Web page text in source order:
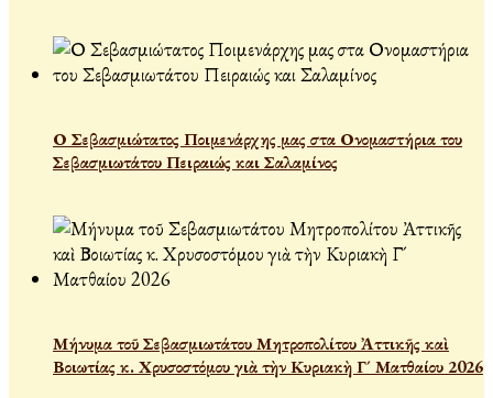
Ο Σεβασμιώτατος Ποιμενάρχης μας στα Ονομαστήρια του
Σεβασμιωτάτου Πειραιώς και Σαλαμίνος
Μήνυμα τοῦ Σεβασμιωτάτου Μητροπολίτου Ἀττικῆς καὶ
Βοιωτίας κ. Χρυσοστόμου γιὰ τὴν Κυριακὴ Γ´ Ματθαίου 2026